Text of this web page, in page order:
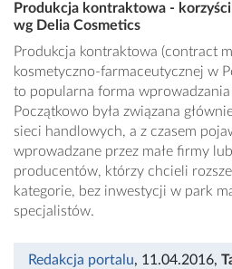
Produkcja kontraktowa -
wg Delia Cosmetics
Produkcja kontraktowa (contract
kosmetyczno-farmaceutycznej w
to popularna forma
Początkowo była związana
sieci handlowych, a z czasem
wprowadzane przez małe firmy
producentów, którzy chcieli
kategorie, bez inwestycji w park
specjalistów.
Redakcja portalu, 11.04.2016,